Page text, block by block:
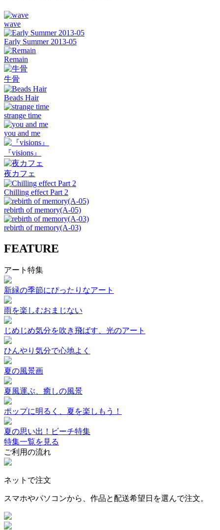
wave
Early Summer 2013-05
Remain
牛骨
Beads Hair
strange time
you and me
『visions』
夜カフェ
Chilling effect Part 2
rebirth of memory(A-05)
rebirth of memory(A-03)
FEATURE
アート特集
新緑の季節にぴったりなアート
雨を楽しむおまじない
じめじめ気分を吹き飛ばす、光のアート
ひんやり気分で心地よく
夏の風景画
夏風運ぶ、癒しの風景
ポップに明るく、夏を楽しもう！
夏の思い出！ビーチ特集
特集一覧を見る
ご利用の流れ
ネットで注文
スマホやパソコンから、作品と配送希望日を選んで注文。